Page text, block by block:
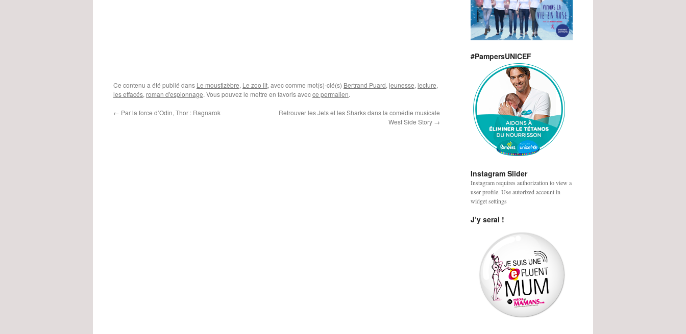
Ce contenu a été publié dans Le moustizèbre, Le zoo lit, avec comme mot(s)-clé(s) Bertrand Puard, jeunesse, lecture,
les effacés, roman d'espionnage. Vous pouvez le mettre en favoris avecce permalien.
← Par la force d’Odin, Thor : Ragnarok
Retrouver les Jets et les Sharks dans la comédie musicale
West Side Story →
#PampersUNICEF
Instagram Slider
Instagram requires authorization to view a
user profile. Use autorized account in
widget settings
J’y serai !